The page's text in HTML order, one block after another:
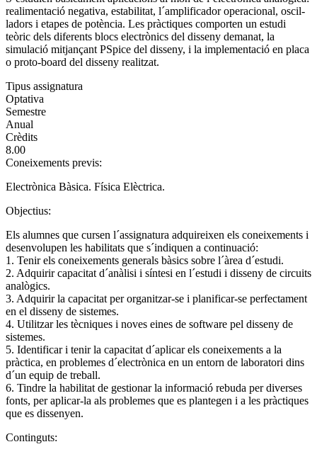
realimentació negativa, estabilitat, l´amplificador operacional, oscil-
ladors i etapes de potència. Les pràctiques comporten un estudi
teòric dels diferents blocs electrònics del disseny demanat, la
simulació mitjançant PSpice del disseny, i la implementació en placa
o proto-board del disseny realitzat.
Tipus assignatura
Optativa
Semestre
Anual
Crèdits
8.00
Coneixements previs:
Electrònica Bàsica. Física Elèctrica.
Objectius:
Els alumnes que cursen l´assignatura adquireixen els coneixements i
desenvolupen les habilitats que s´indiquen a continuació:
1. Tenir els coneixements generals bàsics sobre l´àrea d´estudi.
2. Adquirir capacitat d´anàlisi i síntesi en l´estudi i disseny de circuits
analògics.
3. Adquirir la capacitat per organitzar-se i planificar-se perfectament
en el disseny de sistemes.
4. Utilitzar les tècniques i noves eines de software pel disseny de
sistemes.
5. Identificar i tenir la capacitat d´aplicar els coneixements a la
pràctica, en problemes d´electrònica en un entorn de laboratori dins
d´un equip de treball.
6. Tindre la habilitat de gestionar la informació rebuda per diverses
fonts, per aplicar-la als problemes que es plantegen i a les pràctiques
que es dissenyen.
Continguts: